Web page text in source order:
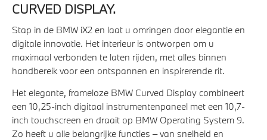
CURVED DISPLAY.
Stap in de BMW iX2 en laat u omringen door elegantie en
digitale innovatie. Het interieur is ontworpen om u
maximaal verbonden te laten rijden, met alles binnen
handbereik voor een ontspannen en inspirerende rit.
Het elegante, frameloze BMW Curved Display combineert
een 10,25-inch digitaal instrumentenpaneel met een 10,7-
inch touchscreen en draait op BMW Operating System 9.
Zo heeft u alle belangrijke functies – van snelheid en